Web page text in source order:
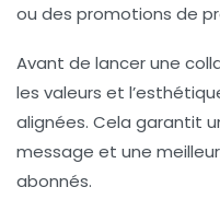
ou des promotions de
Avant de lancer une
les valeurs et
alignées. Cela garantit
message et une
abonnés.